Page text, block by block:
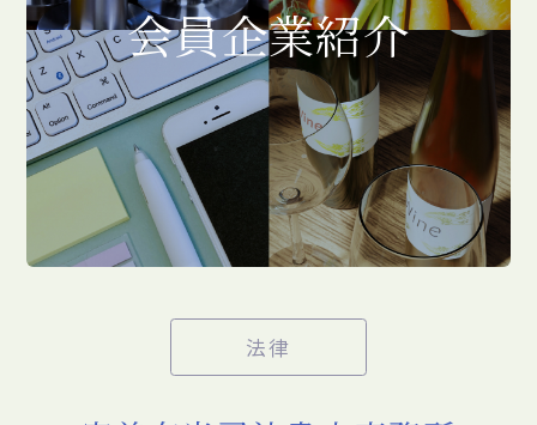
会員企業紹介
法律